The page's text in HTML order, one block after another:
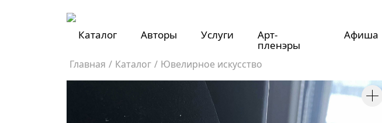
Каталог Авторы Услуги Арт-
пленэры
Афиша
Главная / Каталог / Ювелирное искусство